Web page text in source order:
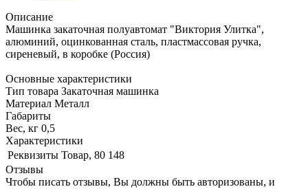
Описание
Машинка закаточная полуавтомат "Виктория Улитка",
алюминий, оцинкованная сталь, пластмассовая ручка,
сиреневый, в коробке (Россия)
Основные характеристики
Тип товара Закаточная машинка
Материал Металл
Габариты
Вес, кг 0,5
Характеристики
Реквизиты Товар, 80 148
Отзывы
Чтобы писать отзывы, Вы должны быть авторизованы, и